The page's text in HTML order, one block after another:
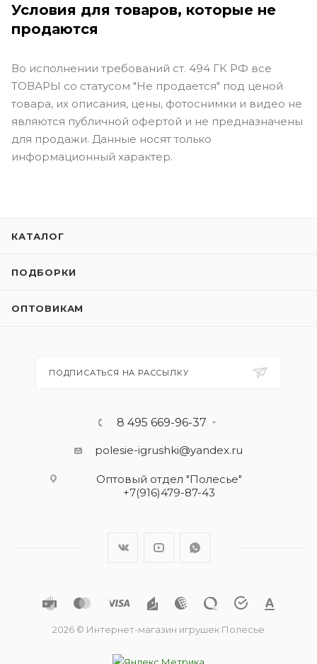
Условия для товаров, которые не
продаются
Во исполнении требований ст. 494 ГК РФ все
ТОВАРЫ со статусом "Не продается" под ценой
товара, их описания, цены, фотоснимки и видео не
являются публичной офертой и не предназначены
для продажи. Данные носят только
информационный характер.
КАТАЛОГ
ПОДБОРКИ
ОПТОВИКАМ
ПОДПИСАТЬСЯ НА РАССЫЛКУ
8 495 669-96-37
polesie-igrushki@yandex.ru
Оптовый отдел "Полесье"
+7(916)479-87-43
2026 © Интернет-магазин игрушек Полесье